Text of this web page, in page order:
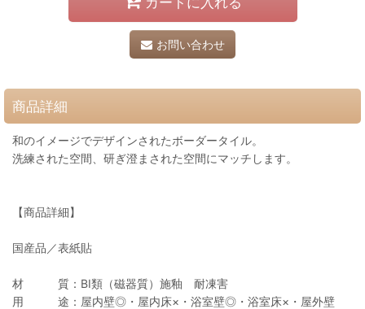
お問い合わせ
商品詳細
和のイメージでデザインされたボーダータイル。
洗練された空間、研ぎ澄まされた空間にマッチします。
【商品詳細】
国産品／表紙貼
材 質：BI類（磁器質）施釉 耐凍害
用 途：屋内壁◎・屋内床×・浴室壁◎・浴室床×・屋外壁